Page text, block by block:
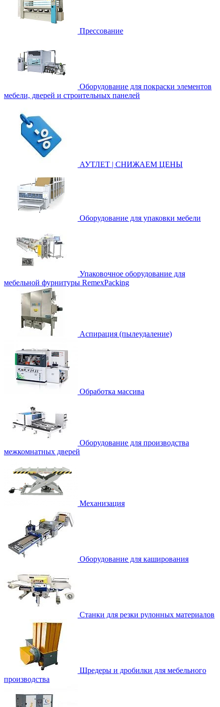
Прессование
Оборудование для покраски элементов
мебели, дверей и строительных панелей
АУТЛЕТ | СНИЖАЕМ ЦЕНЫ
Оборудование для упаковки мебели
Упаковочное оборудование для
мебельной фурнитуры RemexPacking
Аспирация (пылеудаление)
Обработка массива
Оборудование для производства
межкомнатных дверей
Механизация
Оборудование для каширования
Станки для резки рулонных материалов
Шредеры и дробилки для мебельного
производства